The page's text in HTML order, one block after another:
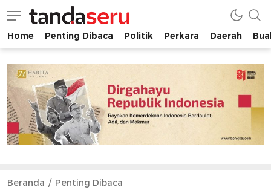
tandaseru.com | Penting Dibaca
tandaseru.com
Home Penting Dibaca Politik Perkara Daerah
Beranda Penting Dibaca